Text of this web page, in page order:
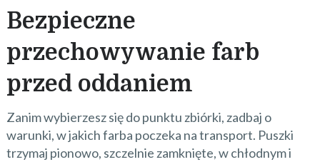
Bezpieczne
przechowywanie farb
przed oddaniem
Zanim wybierzesz się do punktu zbiórki, zadbaj o
warunki, w jakich farba poczeka na transport. Puszki
trzymaj pionowo, szczelnie zamknięte, w chłodnym i